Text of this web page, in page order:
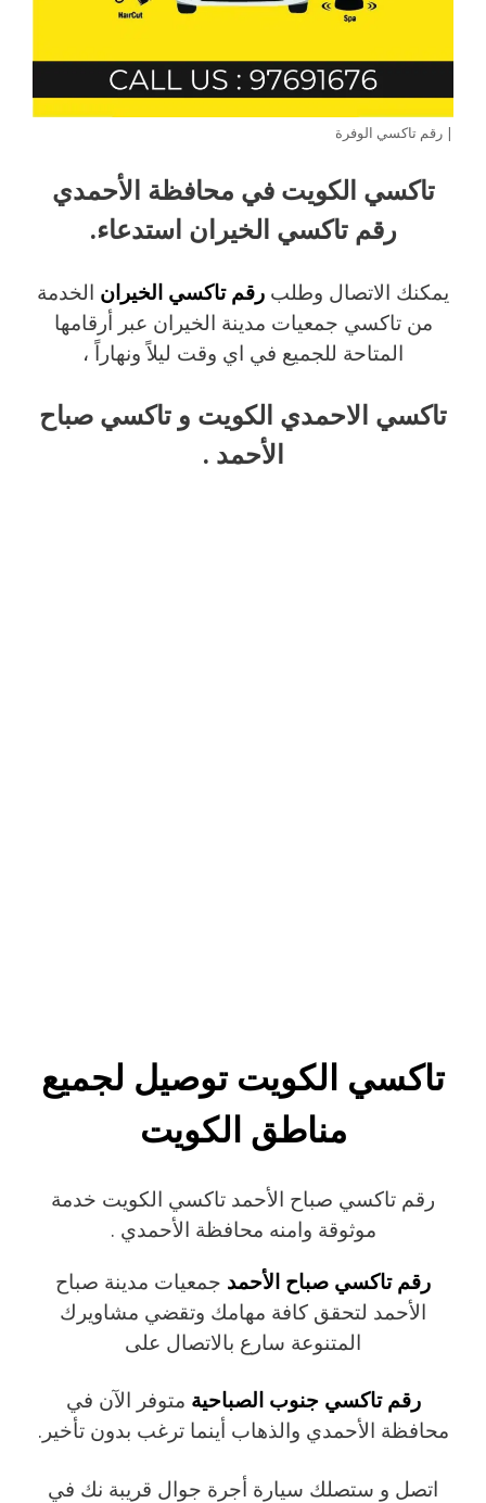
| رقم تاكسي الوفرة
تاكسي الكويت في محافظة الأحمدي
رقم تاكسي الخيران استدعاء.
يمكنك الاتصال وطلب رقم تاكسي الخيران الخدمة
من تاكسي جمعيات مدينة الخيران عبر أرقامها
المتاحة للجميع في اي وقت ليلاً ونهاراً ،
تاكسي الاحمدي الكويت و تاكسي صباح
الأحمد .
تاكسي الكويت توصيل لجميع
مناطق الكويت
رقم تاكسي صباح الأحمد تاكسي الكويت خدمة
موثوقة وامنه محافظة الأحمدي .
رقم تاكسي صباح الأحمد جمعيات مدينة صباح
الأحمد لتحقق كافة مهامك وتقضي مشاويرك
المتنوعة سارع بالاتصال على
رقم تاكسي جنوب الصباحية متوفر الآن في
محافظة الأحمدي والذهاب أينما ترغب بدون تأخير.
اتصل و ستصلك سيارة أجرة جوال قريبة نك في